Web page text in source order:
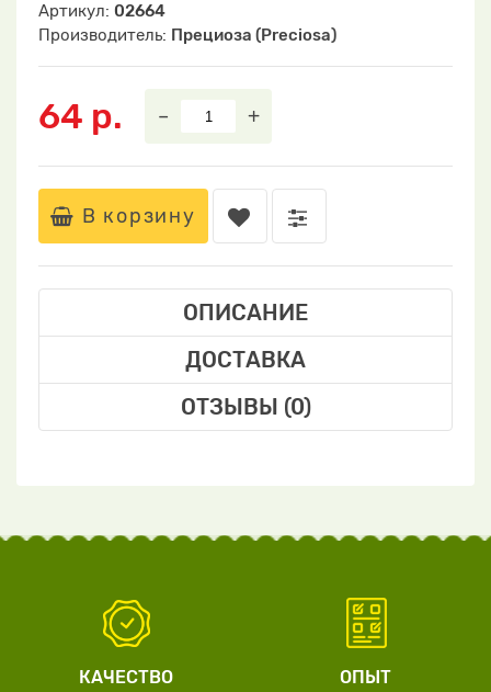
Артикул: 02664
Производитель: Прециоза (Preciosa)
64 р. – +
В корзину
ОПИСАНИЕ
ДОСТАВКА
ОТЗЫВЫ (0)
КАЧЕСТВО ОПЫТ